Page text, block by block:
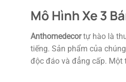
Mô Hình Xe 3
Anthomedecortự hào là
tiếng. Sản phẩm của
độc đáo và đẳng cấp. Một